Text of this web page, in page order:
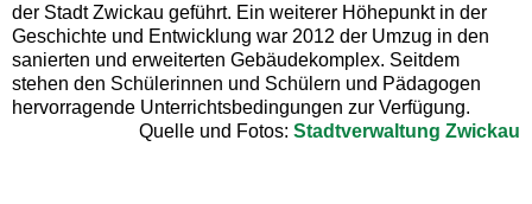
der Stadt Zwickau geführt. Ein weiterer Höhepunkt in der
Geschichte und Entwicklung war 2012 der Umzug in den
sanierten und erweiterten Gebäudekomplex. Seitdem
stehen den Schülerinnen und Schülern und Pädagogen
hervorragende Unterrichtsbedingungen zur Verfügung.
Quelle und Fotos: Stadtverwaltung Zwickau